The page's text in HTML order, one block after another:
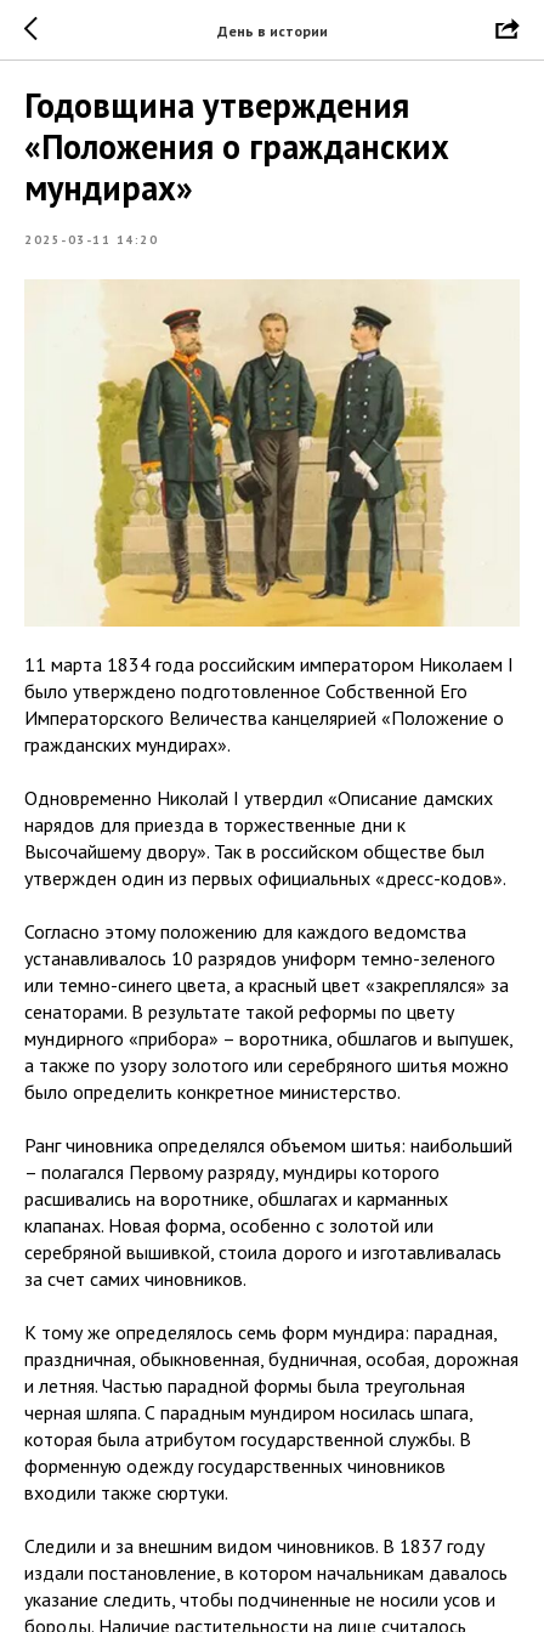
День в истории
Годовщина утверждения
«Положения о гражданских
мундирах»
2025-03-11 14:20
11 марта 1834 года российским императором Николаем I
было утверждено подготовленное Собственной Его
Императорского Величества канцелярией «Положение о
гражданских мундирах».
Одновременно Николай I утвердил «Описание дамских
нарядов для приезда в торжественные дни к
Высочайшему двору». Так в российском обществе был
утвержден один из первых официальных «дресс-кодов».
Согласно этому положению для каждого ведомства
устанавливалось 10 разрядов униформ темно-зеленого
или темно-синего цвета, а красный цвет «закреплялся» за
сенаторами. В результате такой реформы по цвету
мундирного «прибора» – воротника, обшлагов и выпушек,
а также по узору золотого или серебряного шитья можно
было определить конкретное министерство.
Ранг чиновника определялся объемом шитья: наибольший
– полагался Первому разряду, мундиры которого
расшивались на воротнике, обшлагах и карманных
клапанах. Новая форма, особенно с золотой или
серебряной вышивкой, стоила дорого и изготавливалась
за счет самих чиновников.
К тому же определялось семь форм мундира: парадная,
праздничная, обыкновенная, будничная, особая, дорожная
и летняя. Частью парадной формы была треугольная
черная шляпа. С парадным мундиром носилась шпага,
которая была атрибутом государственной службы. В
форменную одежду государственных чиновников
входили также сюртуки.
Следили и за внешним видом чиновников. В 1837 году
издали постановление, в котором начальникам давалось
указание следить, чтобы подчиненные не носили усов и
бороды. Наличие растительности на лице считалось